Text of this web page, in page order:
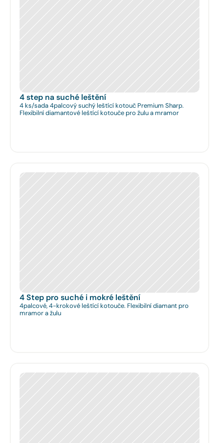
4 step na suché leštění
4 ks/sada 4palcový suchý leštící kotouč Premium Sharp.
Flexibilní diamantové leštící kotouče pro žulu a mramor
4 Step pro suché i mokré leštění
4palcové, 4-krokové leštící kotouče. Flexibilní diamant pro
mramor a žulu